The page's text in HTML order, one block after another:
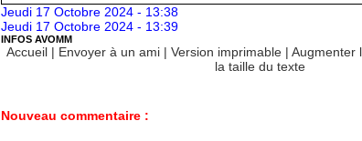
Jeudi 17 Octobre 2024 - 13:38
Jeudi 17 Octobre 2024 - 13:39
INFOS AVOMM
Accueil | Envoyer à un ami | Version imprimable | Augmenter
la taille du texte
Nouveau commentaire :